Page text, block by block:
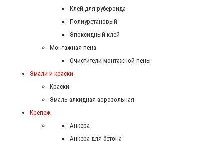
Клей для рубероида
Полиуретановый
Эпоксидный клей
Монтажная пена
Очистители монтажной пены
Эмали и краски
Краски
Эмаль алкидная аэрозольная
Крепеж
Анкера
Анкера для бетона